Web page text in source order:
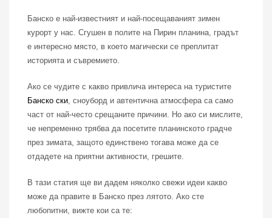
Банско е най-известният и най-посещаваният зимен
курорт у нас. Сгушен в полите на Пирин планина, градът
е интересно място, в което магически се преплитат
историята и съвремието.
Ако се чудите с какво привлича интереса на туристите
Банско ски, сноуборд и автентична атмосфера са само
част от най-често срещаните причини. Но ако си мислите,
че непременно трябва да посетите планинското градче
през зимата, защото единствено тогава може да се
отдадете на приятни активности, грешите.
В тази статия ще ви дадем няколко свежи идеи какво
може да правите в Банско през лятото. Ако сте
любопитни, вижте кои са те: